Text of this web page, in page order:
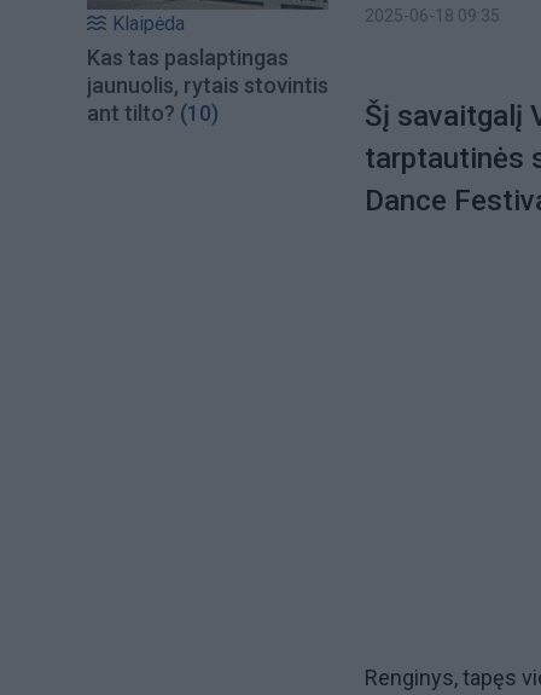
Klaipėda
Kas tas paslaptingas
jaunuolis, rytais stovintis
ant tilto? (10)
2025-06-18 09:35
Šį savaitgalį
tarptautinės
Dance
Renginys, tapęs